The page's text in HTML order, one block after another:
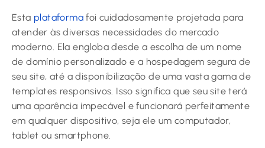
Esta plataforma foi cuidadosamente projetada para
atender às diversas necessidades do mercado
moderno. Ela engloba desde a escolha de um nome
de domínio personalizado e a hospedagem segura de
seu site, até a disponibilização de uma vasta gama de
templates responsivos. Isso significa que seu site terá
uma aparência impecável e funcionará perfeitamente
em qualquer dispositivo, seja ele um computador,
tablet ou smartphone.